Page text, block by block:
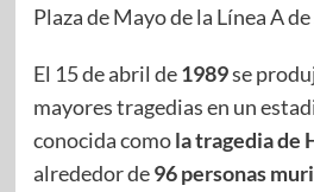
Plaza de Mayo de la Línea A
El 15 de abril de1989se
mayores tragedias en un
conocida comola tragedia de
alrededor de96 personas